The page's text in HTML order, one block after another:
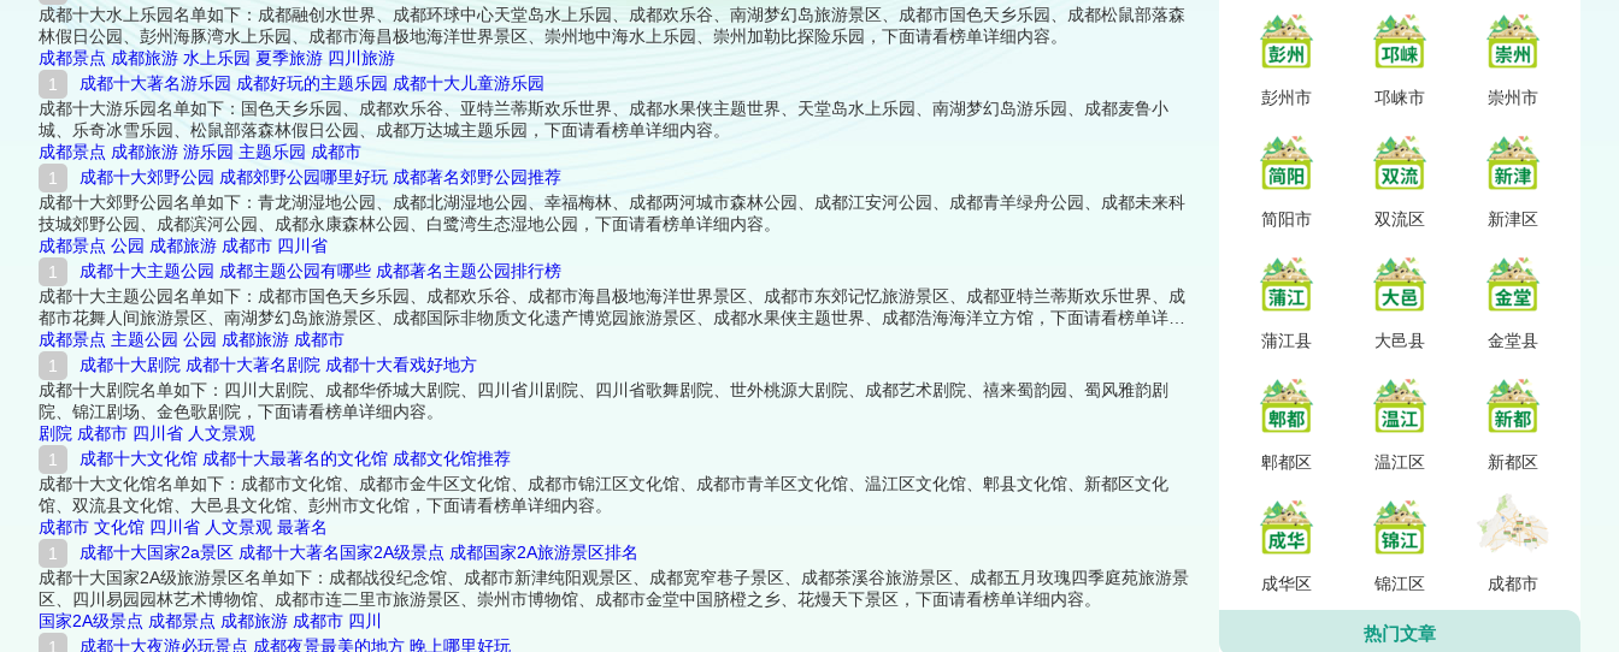
成都十大水上乐园名单如下：成都融创水世界、成都环球中心天堂岛水上乐园、成都欢乐谷、南湖梦幻岛旅游景区、成都市国色天乡乐园、成都松鼠部落森
林假日公园、彭州海豚湾水上乐园、成都市海昌极地海洋世界景区、崇州地中海水上乐园、崇州加勒比探险乐园，下面请看榜单详细内容。
成都景点 成都旅游 水上乐园 夏季旅游 四川旅游
成都十大著名游乐园 成都好玩的主题乐园 成都十大儿童游乐园
成都十大游乐园名单如下：国色天乡乐园、成都欢乐谷、亚特兰蒂斯欢乐世界、成都水果侠主题世界、天堂岛水上乐园、南湖梦幻岛游乐园、成都麦鲁小
城、乐奇冰雪乐园、松鼠部落森林假日公园、成都万达城主题乐园，下面请看榜单详细内容。
成都景点 成都旅游 游乐园 主题乐园 成都市
成都十大郊野公园 成都郊野公园哪里好玩 成都著名郊野公园推荐
成都十大郊野公园名单如下：青龙湖湿地公园、成都北湖湿地公园、幸福梅林、成都两河城市森林公园、成都江安河公园、成都青羊绿舟公园、成都未来科
技城郊野公园、成都滨河公园、成都永康森林公园、白鹭湾生态湿地公园，下面请看榜单详细内容。
成都景点 公园 成都旅游 成都市 四川省
成都十大主题公园 成都主题公园有哪些 成都著名主题公园排行榜
成都十大主题公园名单如下：成都市国色天乡乐园、成都欢乐谷、成都市海昌极地海洋世界景区、成都市东郊记忆旅游景区、成都亚特兰蒂斯欢乐世界、成
都市花舞人间旅游景区、南湖梦幻岛旅游景区、成都国际非物质文化遗产博览园旅游景区、成都水果侠主题世界、成都浩海海洋立方馆，下面请看榜单详细
内容。
成都景点 主题公园 公园 成都旅游 成都市
成都十大剧院 成都十大著名剧院 成都十大看戏好地方
成都十大剧院名单如下：四川大剧院、成都华侨城大剧院、四川省川剧院、四川省歌舞剧院、世外桃源大剧院、成都艺术剧院、禧来蜀韵园、蜀风雅韵剧
院、锦江剧场、金色歌剧院，下面请看榜单详细内容。
剧院 成都市 四川省 人文景观
成都十大文化馆 成都十大最著名的文化馆 成都文化馆推荐
成都十大文化馆名单如下：成都市文化馆、成都市金牛区文化馆、成都市锦江区文化馆、成都市青羊区文化馆、温江区文化馆、郫县文化馆、新都区文化
馆、双流县文化馆、大邑县文化馆、彭州市文化馆，下面请看榜单详细内容。
成都市 文化馆 四川省 人文景观 最著名
成都十大国家2a景区 成都十大著名国家2A级景点 成都国家2A旅游景区排名
成都十大国家2A级旅游景区名单如下：成都战役纪念馆、成都市新津纯阳观景区、成都宽窄巷子景区、成都茶溪谷旅游景区、成都五月玫瑰四季庭苑旅游景
区、四川易园园林艺术博物馆、成都市连二里市旅游景区、崇州市博物馆、成都市金堂中国脐橙之乡、花熳天下景区，下面请看榜单详细内容。
国家2A级景点 成都景点 成都旅游 成都市 四川
成都十大夜游必玩景点 成都夜景最美的地方 晚上哪里好玩
彭州市 邛崃市 崇州市
简阳市 双流区 新津区
蒲江县 大邑县 金堂县
郫都区 温江区 新都区
成华区 锦江区 成都市
热门文章